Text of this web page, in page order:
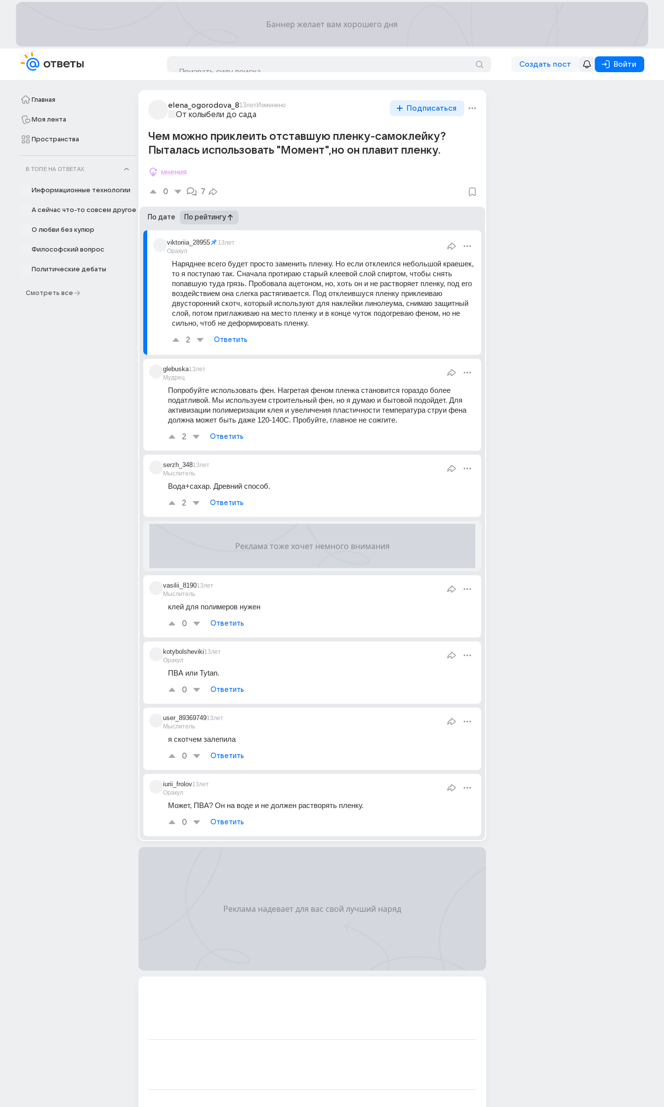
Создать пост Войти
Главная
Моя лента
Пространства
В ТОПЕ НА ОТВЕТАХ
Информационные технологии
А сейчас что-то совсем другое
О любви без купюр
Философский вопрос
Политические дебаты
Смотреть все
elena_ogorodova_813летИзменено
От колыбели до сада
Подписаться
Чем можно приклеить отставшую пленку-самоклейку?
Пыталась использовать "Момент",но он плавит пленку.
мнения
0 7
По дате По рейтингу
viktoriia_28955
Оракул
13лет
Наряднее всего будет просто заменить пленку. Но если отклеился небольшой краешек,
то я поступаю так. Сначала протираю старый клеевой слой спиртом, чтобы снять
попавшую туда грязь. Пробовала ацетоном, но, хоть он и не растворяет пленку, под его
воздействием она слегка растягивается. Под отклеившуся пленку приклеиваю
двусторонний скотч, который используют для наклейки линолеума, снимаю защитный
слой, потом приглаживаю на место пленку и в конце чуток подогреваю феном, но не
сильно, чтоб не деформировать пленку.
2 Ответить
glebuska
Мудрец
13лет
Попробуйте использовать фен. Нагретая феном пленка становится гораздо более
податливой. Мы используем строительный фен, но я думаю и бытовой подойдет. Для
активизации полимеризации клея и увеличения пластичности температура струи фена
должна может быть даже 120-140С. Пробуйте, главное не сожгите.
2 Ответить
serzh_348
Мыслитель
13лет
Вода+сахар. Древний способ.
2 Ответить
vasilii_8190
Мыслитель
13лет
клей для полимеров нужен
0 Ответить
kotybolsheviki
Оракул
13лет
ПВА или Tytan.
0 Ответить
user_89369749
Мыслитель
13лет
я скотчем залепила
0 Ответить
iurii_frolov
Оракул
13лет
Может, ПВА? Он на воде и не должен растворять пленку.
0 Ответить